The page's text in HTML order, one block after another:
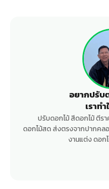
อยากปรับ
เราท
ปรับดอกไม้ สีดอกไม้ ตีร
ดอกไม้สด ส่งตรงจากปากคล
งานแต่ง ดอก